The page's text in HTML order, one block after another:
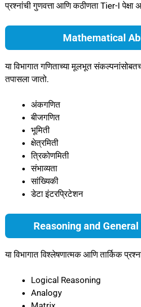
प्रश्नांची गुणवत्ता आणि कठीणता Tier-I
Mathematical
या विभागात गणिताच्या मूलभूत संकल्पनांसोबतच
तपासला जातो.
अंकगणित
बीजगणित
भूमिती
क्षेत्रमिती
त्रिकोणमिती
संभाव्यता
सांख्यिकी
डेटा इंटरप्रिटेशन
Reasoning and
या विभागात विश्लेषणात्मक आणि तार्किक
Logical Reasoning
Analogy